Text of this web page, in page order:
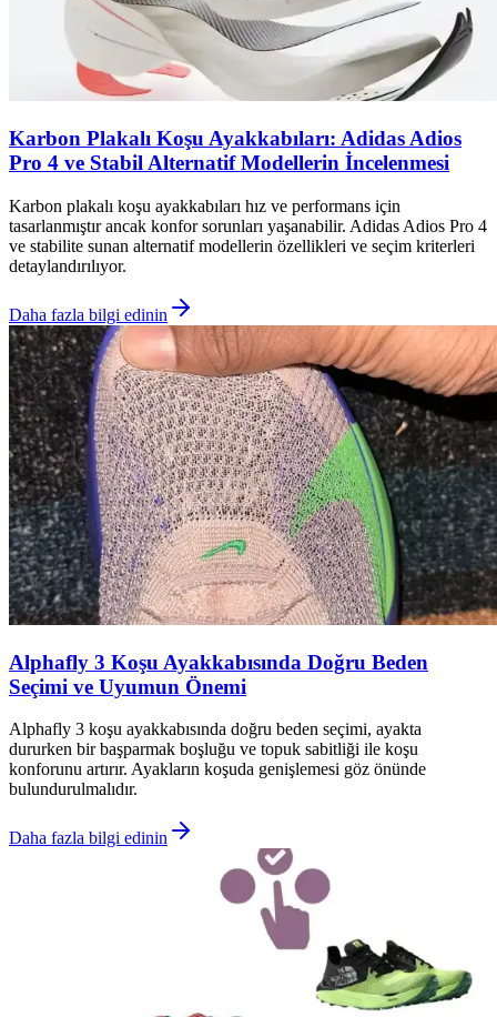
Karbon Plakalı Koşu Ayakkabıları: Adidas Adios
Pro 4 ve Stabil Alternatif Modellerin İncelenmesi
Karbon plakalı koşu ayakkabıları hız ve performans için
tasarlanmıştır ancak konfor sorunları yaşanabilir. Adidas Adios Pro 4
ve stabilite sunan alternatif modellerin özellikleri ve seçim kriterleri
detaylandırılıyor.
Daha fazla bilgi edinin
Alphafly 3 Koşu Ayakkabısında Doğru Beden
Seçimi ve Uyumun Önemi
Alphafly 3 koşu ayakkabısında doğru beden seçimi, ayakta
dururken bir başparmak boşluğu ve topuk sabitliği ile koşu
konforunu artırır. Ayakların koşuda genişlemesi göz önünde
bulundurulmalıdır.
Daha fazla bilgi edinin